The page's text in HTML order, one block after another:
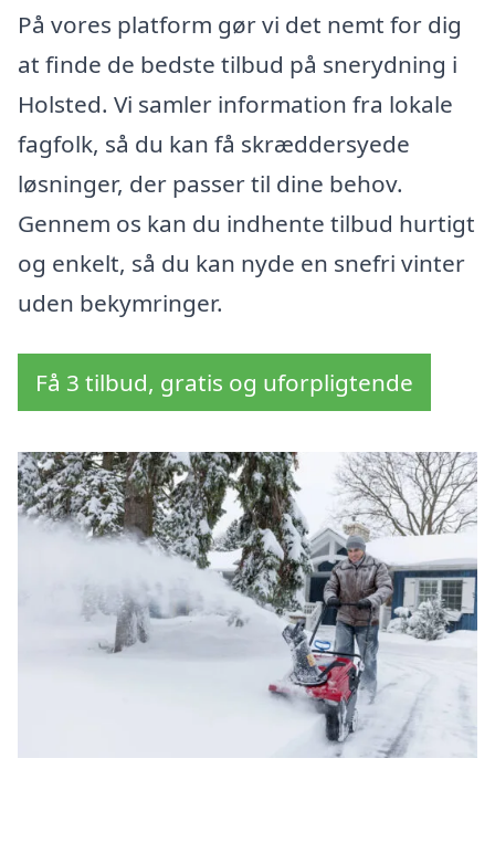
På vores platform gør vi det nemt for dig
at finde de bedste tilbud på snerydning i
Holsted. Vi samler information fra lokale
fagfolk, så du kan få skræddersyede
løsninger, der passer til dine behov.
Gennem os kan du indhente tilbud hurtigt
og enkelt, så du kan nyde en snefri vinter
uden bekymringer.
Få 3 tilbud, gratis og uforpligtende